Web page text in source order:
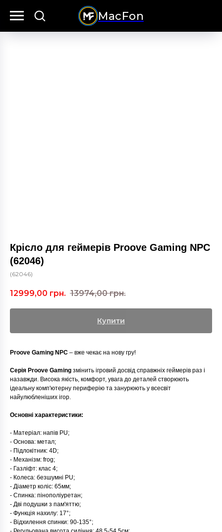
MacFon
Крісло для геймерів Proove Gaming NPC
(62046)
(62046)
12999,00 грн. 13974,00 грн.
Купити
Proove Gaming NPC – вже чекає на нову гру!
Серія Proove Gaming змінить ігровий досвід справжніх геймерів раз і
назавжди. Висока якість, комфорт, увага до деталей створюють
ідеальну комп'ютерну периферію та занурюють у всесвіт
найулюбленіших ігор.
Основні характеристики:
- Матеріал: напів PU;
- Основа: метал;
- Підлокітник: 4D;
- Механізм: frog;
- Газліфт: клас 4;
- Колеса: безшумні PU;
- Діаметр коліс: 65мм;
- Спинка: пінополіуретан;
- Дві подушки з пам'яттю;
- Функція нахилу: 17°;
- Відхилення спинки: 90-135°;